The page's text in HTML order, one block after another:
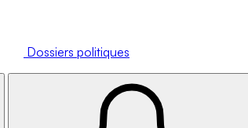
Dossiers politiques